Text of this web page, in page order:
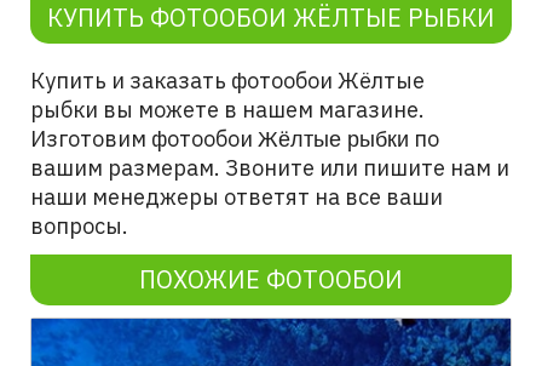
КУПИТЬ ФОТООБОИ ЖЁЛТЫЕ РЫБКИ
Купить и заказать фотообои Жёлтые
рыбки вы можете в нашем магазине.
Изготовим фотообои Жёлтые рыбки по
вашим размерам. Звоните или пишите нам и
наши менеджеры ответят на все ваши
вопросы.
ПОХОЖИЕ ФОТООБОИ